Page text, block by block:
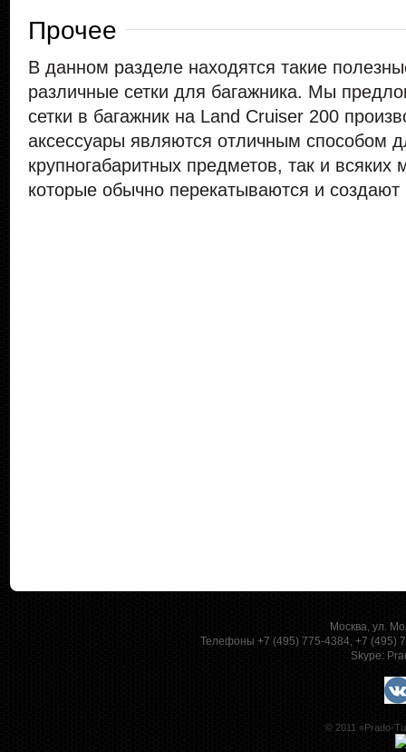
Прочее
В данном разделе находятся такие
различные сетки для багажника. Мы
сетки в багажник на Land Cruiser 200
аксессуары являются отличным способом
крупногабаритных предметов, так и всяких
которые обычно перекатываются и
Москва, ул.
Телефоны +7 (495) 775-4384, +7 (495)
Skype:
© 2011 «Prado-